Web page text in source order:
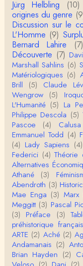
Tout à fait
e n'ai lu
Anonymous
Homo
0 ans.
Christophe
Cet article
dire) en
roland
IROQUOIS
mas S.
e ne comp…
roland
Merci de
i concerne
n…
Christophe
Pour ce
effet été
Roland
L'histoire
nement de
Jürg Helbling
(10)
origines du genre
Discussion sur le
L'Homme (9)
Bernard Lahire
(7)
Découverte (7)
Marshall Sahlins (6)
Matériologiques (6)
Brill
(5) Claude
Wengrow (5)
L'Humanité (5) La
Philippe Descola (5)
Pascoe
(4) Calusa
Emmanuel Todd (4)
(4) Lady Sapiens (4)
Federici (4) Théorie
Alternatives
Athané
(3)
Abendroth (3)
Mae Enga (3) Marx
Meggitt (3) Pascal
(3) Préface (3)
préhistorique
ARTE (2) Aché (2)
Andamanais (2)
Brian Hayden (2)